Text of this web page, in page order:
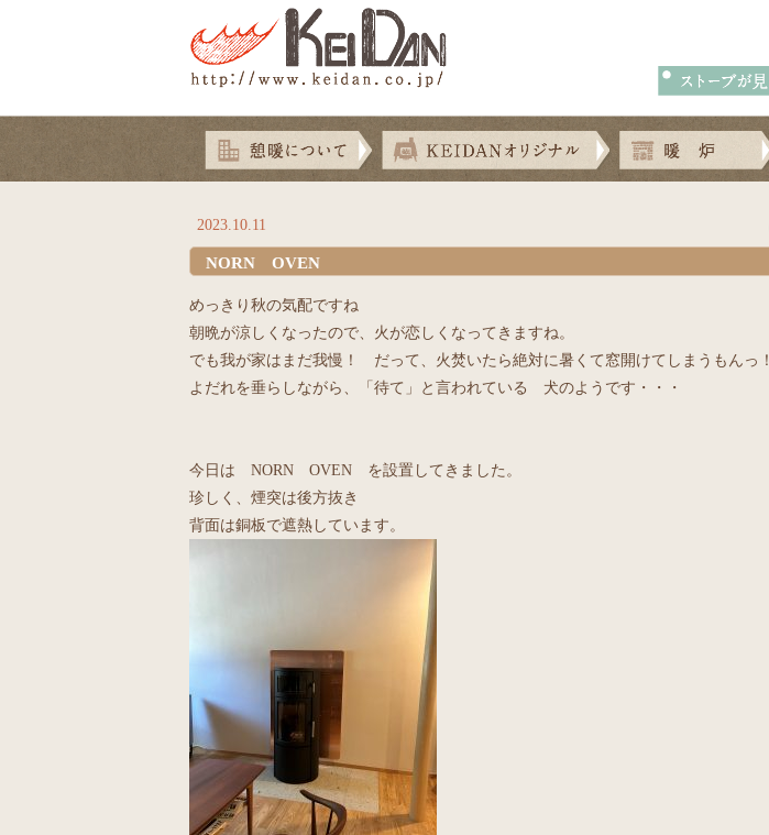
2023.10.11
NORN OVEN
めっきり秋の気配ですね
朝晩が涼しくなったので、火が恋しくなってきますね。
でも我が家はまだ我慢！ だって、火焚いたら絶対に暑くて窓開けてしまうもんっ！
よだれを垂らしながら、「待て」と言われている 犬のようです・・・
今日は NORN OVEN を設置してきました。
珍しく、煙突は後方抜き
背面は銅板で遮熱しています。